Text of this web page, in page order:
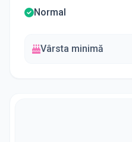
Normal
Vârsta minimă